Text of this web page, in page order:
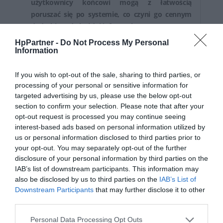
HpPartner - Do Not Process My Personal
Information
If you wish to opt-out of the sale, sharing to third parties, or
processing of your personal or sensitive information for
targeted advertising by us, please use the below opt-out
section to confirm your selection. Please note that after your
opt-out request is processed you may continue seeing
interest-based ads based on personal information utilized by
us or personal information disclosed to third parties prior to
your opt-out. You may separately opt-out of the further
disclosure of your personal information by third parties on the
IAB’s list of downstream participants. This information may
also be disclosed by us to third parties on the IAB’s List of
Downstream Participants that may further disclose it to other
Personal Data Processing Opt Outs
użytkownicy końcowi mogą z łatwością
poruszać się po systemie, co czyni go cennym
dodatkiem do każdej infrastruktury IT.
Kluczowe cechy
Windows Server 2025 Standard został stworzony
do obsługi aplikacji i usług w bezpiecznym i
niezawodnym środowisku, spełniającym
różnorodne potrzeby firm.
Elastyczne licencjonowanieTo
oprogramowanie jest dostarczane z typem
licencji, który pozwala firmom zarządzać
wykorzystaniem oprogramowania w całym
środowisku organizacyjnym.
Ogólne